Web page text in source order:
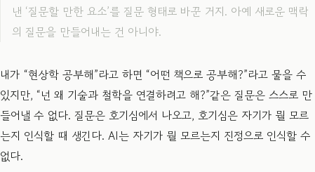
낸 ‘질문할 만한 요소’를 질문 형태로 바꾼 거지. 아예 새로운 맥락
의 질문을 만들어내는 건 아니야.
내가 “현상학 공부해”라고 하면 “어떤 책으로 공부해?”라고 물을 수
있지만, “넌 왜 기술과 철학을 연결하려고 해?”같은 질문은 스스로 만
들어낼 수 없다. 질문은 호기심에서 나오고, 호기심은 자기가 뭘 모르
는지 인식할 때 생긴다. AI는 자기가 뭘 모르는지 진정으로 인식할 수
없다.